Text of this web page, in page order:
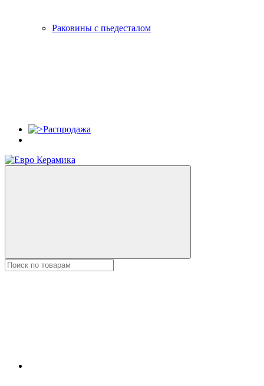
Раковины с пьедесталом
Распродажа